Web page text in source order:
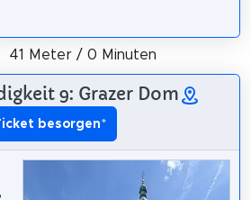
41 Meter / 0 Minuten
9: Grazer Dom
besorgen*